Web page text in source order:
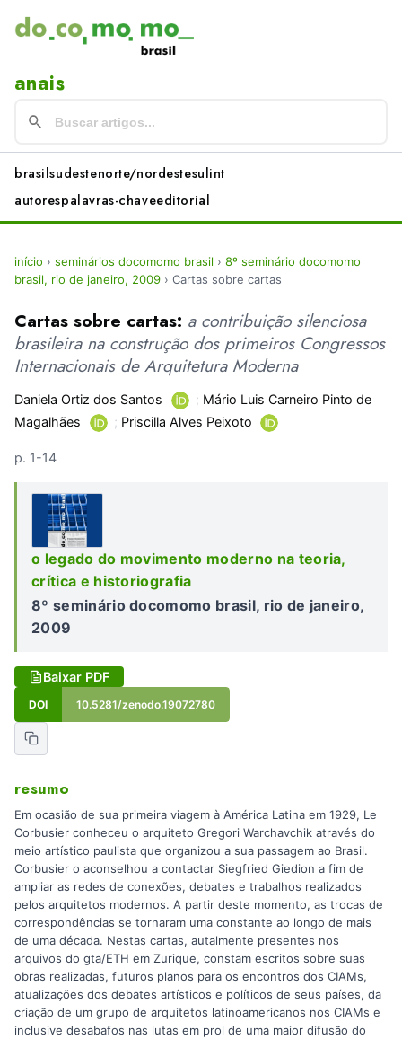
anais
brasilsudestenorte/nordestesulint
autorespalavras-chaveeditorial
início › seminários docomomo brasil › 8º seminário docomomo
brasil, rio de janeiro, 2009 › Cartas sobre cartas
Cartas sobre cartas: a contribuição silenciosa
brasileira na construção dos primeiros Congressos
Internacionais de Arquitetura Moderna
Daniela Ortiz dos Santos ; Mário Luis Carneiro Pinto de
Magalhães
; Priscilla Alves Peixoto
p. 1-14
o legado do movimento moderno na teoria,
crítica e historiografia
8º seminário docomomo brasil, rio de janeiro,
2009
Baixar PDF
DOI 10.5281/zenodo.19072780
resumo
Em ocasião de sua primeira viagem à América Latina em 1929, Le
Corbusier conheceu o arquiteto Gregori Warchavchik através do
meio artístico paulista que organizou a sua passagem ao Brasil.
Corbusier o aconselhou a contactar Siegfried Giedion a fim de
ampliar as redes de conexões, debates e trabalhos realizados
pelos arquitetos modernos. A partir deste momento, as trocas de
correspondências se tornaram uma constante ao longo de mais
de uma década. Nestas cartas, autalmente presentes nos
arquivos do gta/ETH em Zurique, constam escritos sobre suas
obras realizadas, futuros planos para os encontros dos CIAMs,
atualizações dos debates artísticos e políticos de seus países, da
criação de um grupo de arquitetos latinoamericanos nos CIAMs e
inclusive desabafos nas lutas em prol de uma maior difusão do